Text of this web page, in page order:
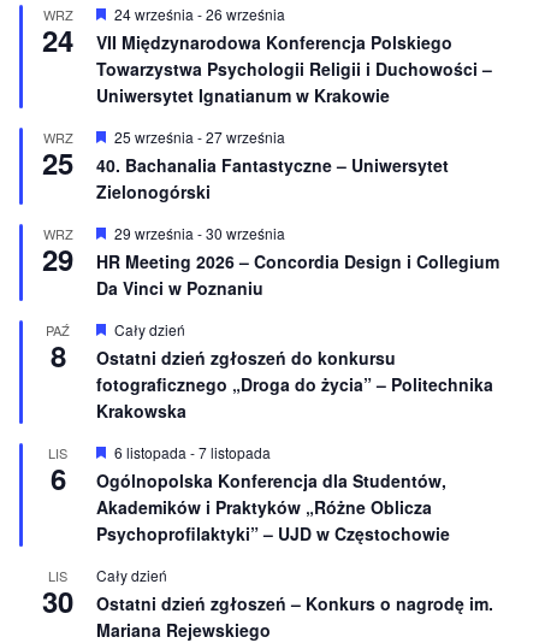
n
i
o
n
e
WRZ
24
W
y
r
ó
ż
n
i
o
n
e
24 września -26 września
VII Międzynarodowa Konferencja Polskiego
Towarzystwa Psychologii Religii i Duchowości –
Uniwersytet Ignatianum w Krakowie
WRZ
25
W
r
ó
n
i
o
n
25 września -27 września
40. Bachanalia Fantastyczne – Uniwersytet
Zielonogórski
WRZ
29
W
y
r
ó
n
o
n
e
29 września -30 września
HR Meeting 2026 – Concordia Design i Collegium
Da Vinci w Poznaniu
PAŹ
8
W
r
ó
ż
n
i
o
n
e
Cały dzień
Ostatni dzień zgłoszeń do konkursu
fotograficznego „Droga do życia” – Politechnika
Krakowska
LIS
6
W
r
ó
ż
n
o
n
e
6 listopada -7 listopada
Ogólnopolska Konferencja dla Studentów,
Akademików i Praktyków „Różne Oblicza
Psychoprofilaktyki” – UJD w Częstochowie
LIS
30
Cały dzień
Ostatni dzień zgłoszeń – Konkurs o nagrodę im.
Mariana Rejewskiego